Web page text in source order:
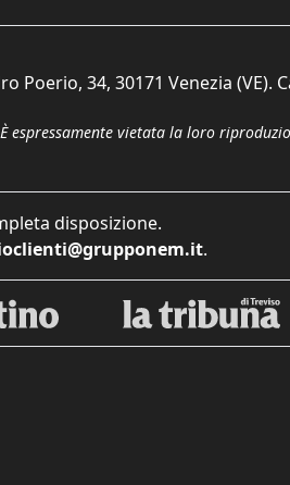
34, 30171 Venezia (VE).
vietata la loro
disposizione.
.